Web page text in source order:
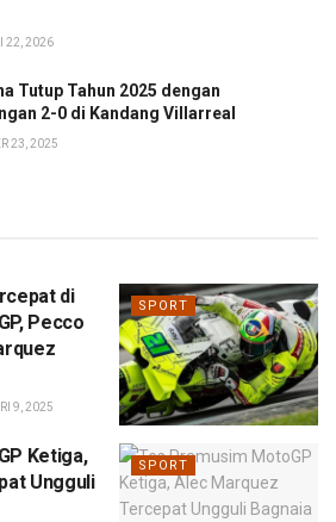
22, 2026
Tutup Tahun 2025 dengan
2-0 di Kandang Villarreal
23, 2025
SPORT
di
Pecco
9, 2025
SPORT
Ketiga,
Ungguli